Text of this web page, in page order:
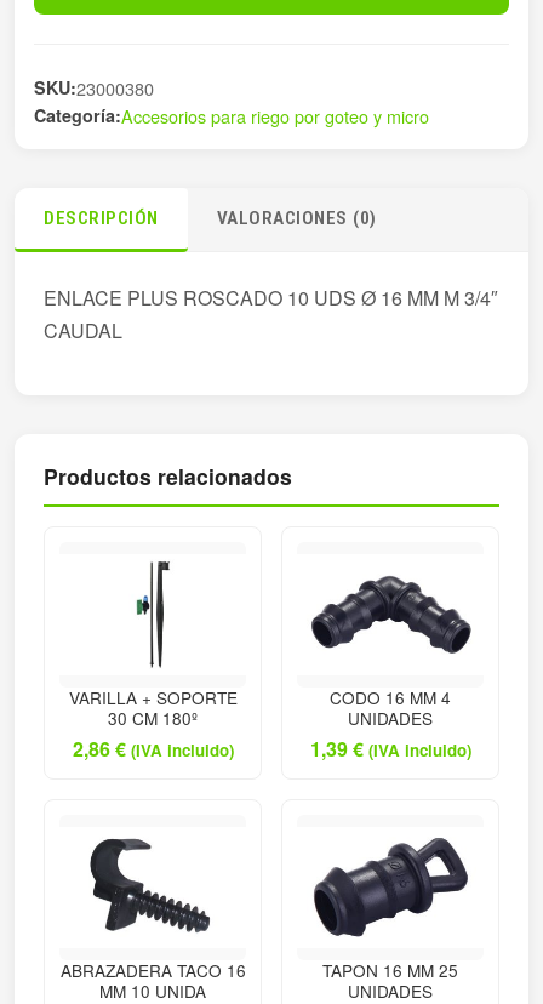
Ø16
cantidad
SKU:23000380
Categoría:Accesorios para riego por goteo y micro
DESCRIPCIÓN VALORACIONES (0)
ENLACE PLUS ROSCADO 10 UDS Ø 16 MM M 3/4″
CAUDAL
Productos relacionados
VARILLA + SOPORTE
30 CM 180º
2,86€ (IVA incluido)
CODO 16 MM 4
UNIDADES
1,39€ (IVA incluido)
ABRAZADERA TACO 16
MM 10 UNIDA
TAPON 16 MM 25
UNIDADES